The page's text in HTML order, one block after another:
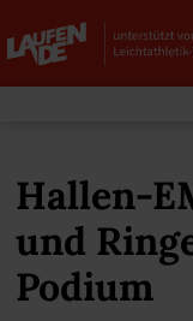
Hallen-
und
Podium